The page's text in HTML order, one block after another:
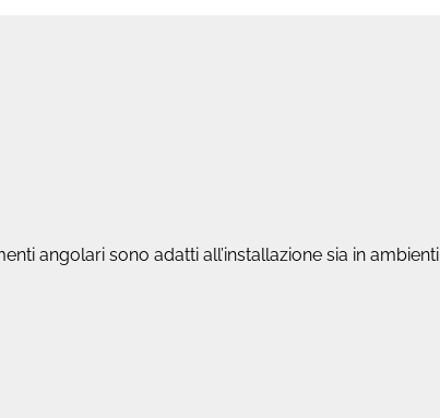
angolari sono adatti all’installazione sia in ambienti